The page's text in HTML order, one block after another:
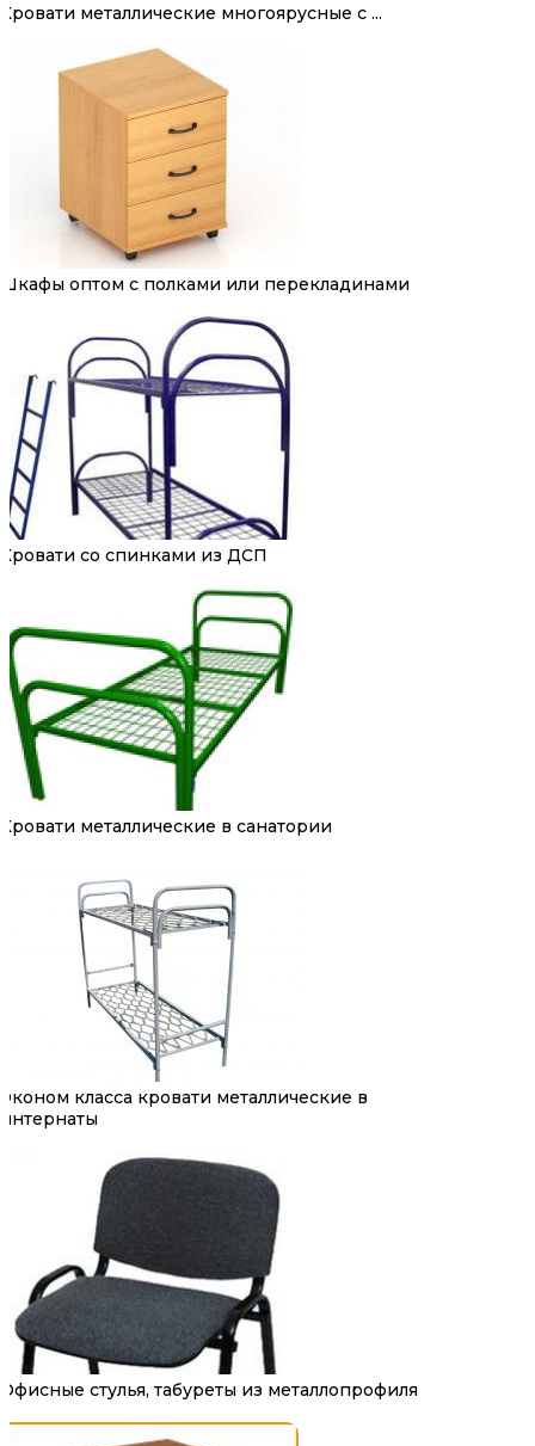
Кровати металлические многоярусные с ...
Шкафы оптом с полками или перекладинами
Кровати со спинками из ДСП
Кровати металлические в санатории
Эконом класса кровати металлические в
интернаты
Офисные стулья, табуреты из металлопрофиля